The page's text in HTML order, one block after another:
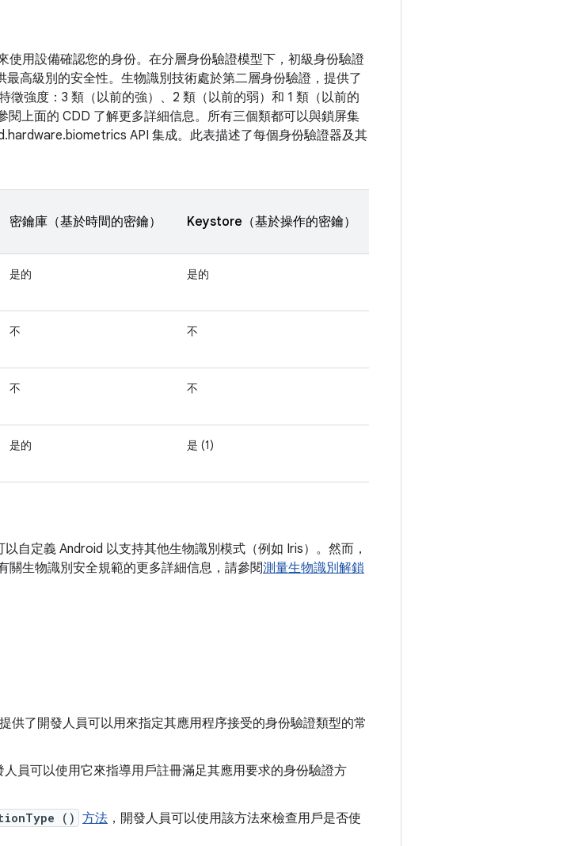
用設備確認您的身份。在分層身份驗證模型下，初級身份驗證
最高級別的安全性。生物識別技術處於第二層身份驗證，提供了
徵強度：3 類（以前的強）、2 類（以前的弱）和 1 類（以前的
上面的 CDD 了解更多詳細信息。所有三個類都可以與鎖屏集
API 集成。此表描述了每個身份驗證器及其
密鑰庫（基於時間的密鑰） Keystore（基於操作的密鑰）
是的 是的
不 不
不 不
是的 是 (1)
自定義 Android 以支持其他生物識別模式（例如 Iris）。然而，
生物識別安全規範的更多詳細信息，請參閱測量生物識別解鎖
提供了開發人員可以用來指定其應用程序接受的身份驗證類型的常
人員可以使用它來指導用戶註冊滿足其應用要求的身份驗證方
() 方法 ，開發人員可以使用該方法來檢查用戶是否使